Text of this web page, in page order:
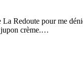
Redoute pour me
jupon crème.…